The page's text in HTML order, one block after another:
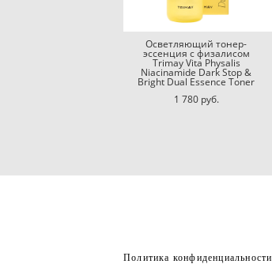
Осветляющий тонер-
эссенция с физалисом
Trimay Vita Physalis
Niacinamide Dark Stop &
Bright Dual Essence Toner
1 780 pуб.
Политика конфиденциальности